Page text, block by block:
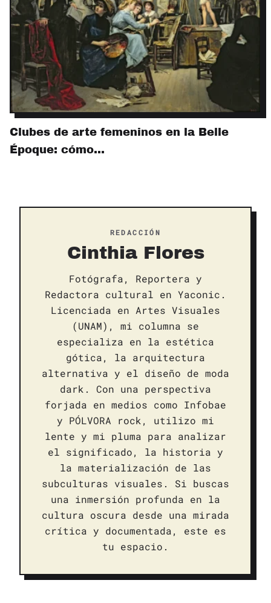
Clubes de arte femeninos en la Belle
Époque: cómo…
REDACCIÓN
Cinthia Flores
Fotógrafa, Reportera y
Redactora cultural en Yaconic.
Licenciada en Artes Visuales
(UNAM), mi columna se
especializa en la estética
gótica, la arquitectura
alternativa y el diseño de moda
dark. Con una perspectiva
forjada en medios como Infobae
y PÓLVORA rock, utilizo mi
lente y mi pluma para analizar
el significado, la historia y
la materialización de las
subculturas visuales. Si buscas
una inmersión profunda en la
cultura oscura desde una mirada
crítica y documentada, este es
tu espacio.